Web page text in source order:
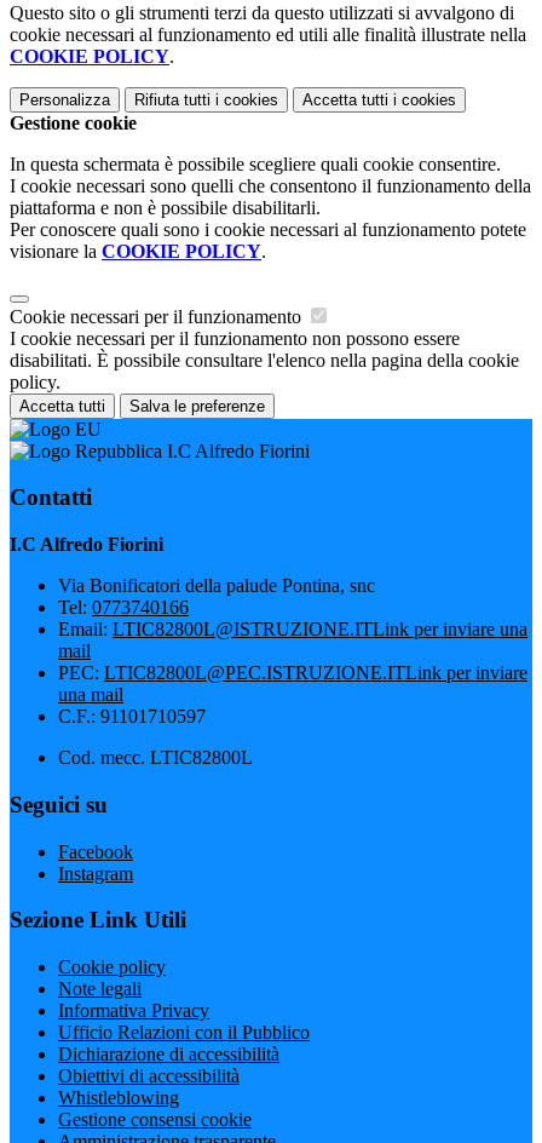
Questo sito o gli strumenti terzi da questo utilizzati si avvalgono di
cookie necessari al funzionamento ed utili alle finalità illustrate nella
COOKIE POLICY.
Personalizza Rifiuta tutti i cookies Accetta tutti i cookies
Gestione cookie
In questa schermata è possibile scegliere quali cookie consentire.
I cookie necessari sono quelli che consentono il funzionamento della
piattaforma e non è possibile disabilitarli.
Per conoscere quali sono i cookie necessari al funzionamento potete
visionare la COOKIE POLICY.
Cookie necessari per il funzionamento
I cookie necessari per il funzionamento non possono essere
disabilitati. È possibile consultare l'elenco nella pagina della cookie
policy.
Accetta tutti Salva le preferenze
I.C Alfredo Fiorini
Contatti
I.C Alfredo Fiorini
Via Bonificatori della palude Pontina, snc
Tel: 0773740166
Email: LTIC82800L@ISTRUZIONE.ITLink per inviare una
mail
PEC: LTIC82800L@PEC.ISTRUZIONE.ITLink per inviare
una mail
C.F.: 91101710597
Cod. mecc. LTIC82800L
Seguici su
Facebook
Instagram
Sezione Link Utili
Cookie policy
Note legali
Informativa Privacy
Ufficio Relazioni con il Pubblico
Dichiarazione di accessibilità
Obiettivi di accessibilità
Whistleblowing
Gestione consensi cookie